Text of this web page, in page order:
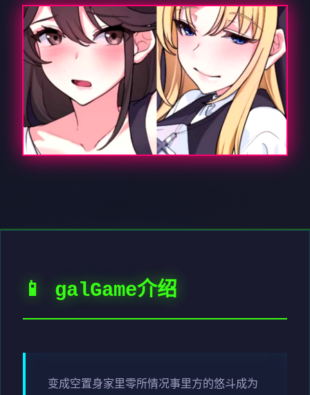
📱 galGame介绍
变成空置身家里零所情况事里方的悠斗成为